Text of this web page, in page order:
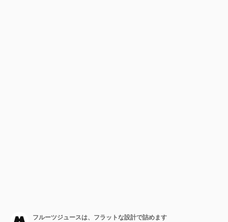
フルーツジュースは、フラットな設計で詰めます